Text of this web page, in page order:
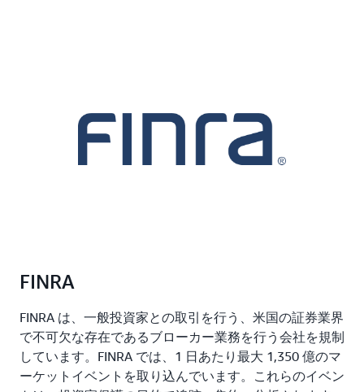
FINRA
FINRA は、一般投資家との取引を行う、米国の証券業界
で不可欠な存在であるブローカー業務を行う会社を規制
しています。FINRA では、1 日あたり最大 1,350 億のマ
ーケットイベントを取り込んでいます。これらのイベン